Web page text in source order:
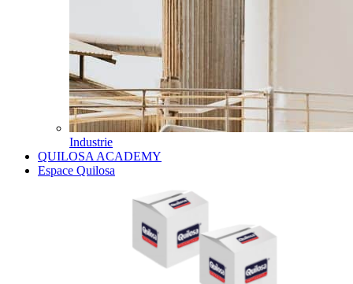
Industrie
QUILOSA ACADEMY
Espace Quilosa